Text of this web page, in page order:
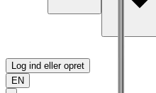
Log ind eller opret
EN